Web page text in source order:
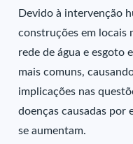
Devido à intervenção
construções em locais
rede de água e esgoto
mais comuns,
implicações nas
doenças causadas por
se aumentam.